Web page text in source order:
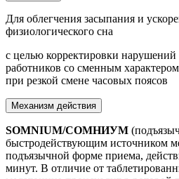
Для облегчения засыпания и
физиологического сна
с целью корректировки
работников со сменным
при резкой смене часовых поясов
Механизм действия
SOMNIUM/СОМНИУМ
быстродействующим источником
подъязычной форме приема,
минут. В отличие от